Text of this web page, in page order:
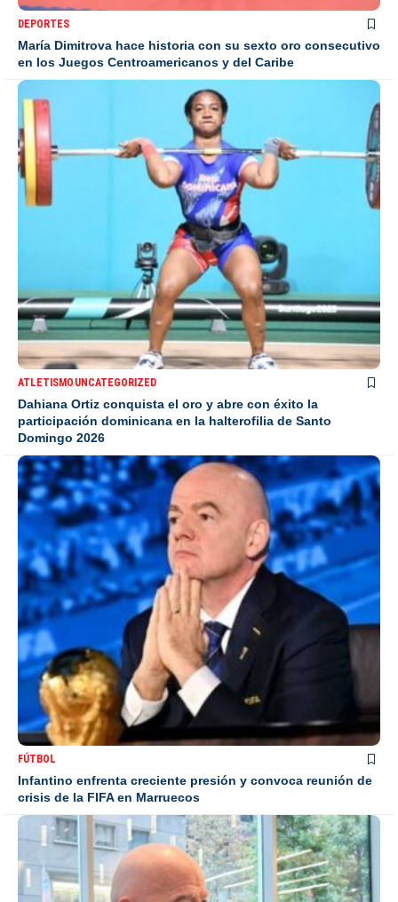
DEPORTES
María Dimitrova hace historia con su sexto oro consecutivo
en los Juegos Centroamericanos y del Caribe
ATLETISMOUNCATEGORIZED
Dahiana Ortiz conquista el oro y abre con éxito la
participación dominicana en la halterofilia de Santo
Domingo 2026
FÚTBOL
Infantino enfrenta creciente presión y convoca reunión de
crisis de la FIFA en Marruecos